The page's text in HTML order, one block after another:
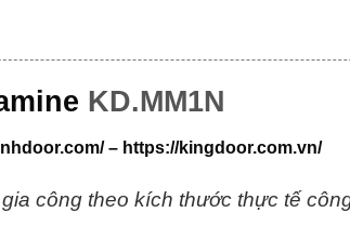
KD.MM1N
– https://kingdoor.com.vn/
công theo kích thước thực tế